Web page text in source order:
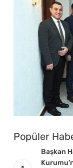
Popüler
Başkan